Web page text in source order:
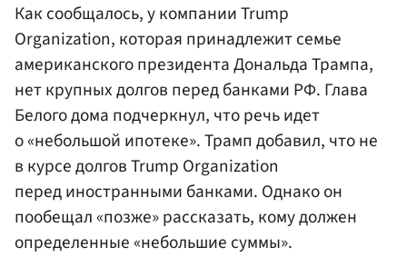
Как сообщалось, у компании Trump
Organization, которая принадлежит семье
американского президента Дональда Трампа,
нет крупных долгов перед банками РФ. Глава
Белого дома подчеркнул, что речь идет
о «небольшой ипотеке». Трамп добавил, что не
в курсе долгов Trump Organization
перед иностранными банками. Однако он
пообещал «позже» рассказать, кому должен
определенные «небольшие суммы».